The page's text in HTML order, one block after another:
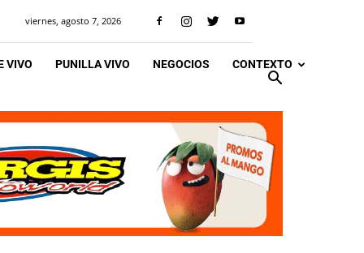
viernes, agosto 7, 2026
VIVO PUNILLA VIVO NEGOCIOS CONTEXTO